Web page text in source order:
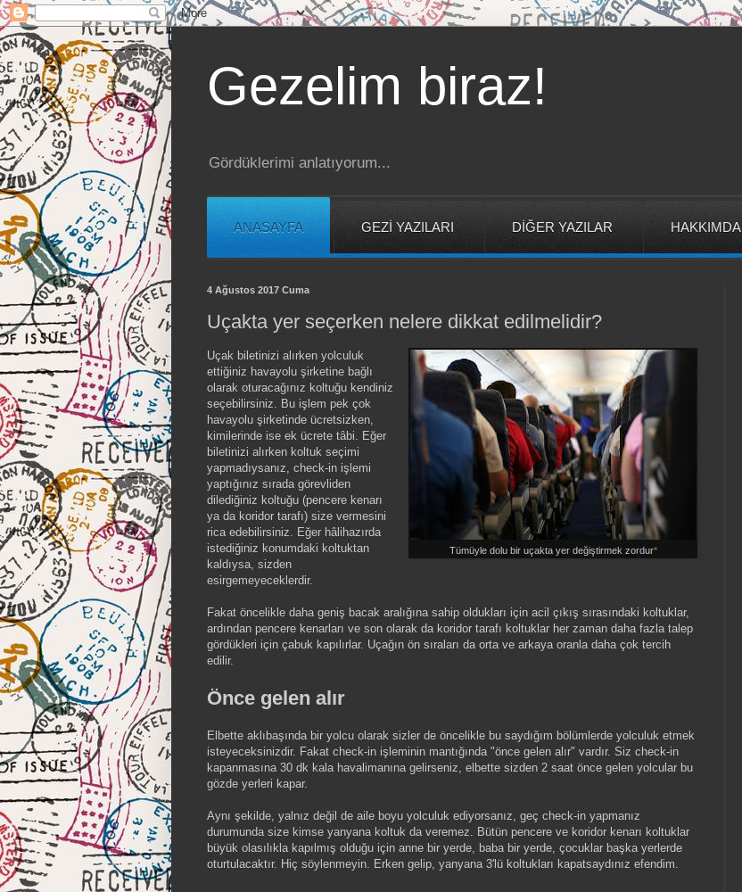
Gezelim biraz!
Gördüklerimi anlatıyorum...
ANASAYFA GEZİ YAZILARI DİĞER YAZILAR HAKKIMDA
4 Ağustos 2017 Cuma
Uçakta yer seçerken nelere dikkat edilmelidir?
Tümüyle dolu bir uçakta yer değiştirmek zordur*
Uçak biletinizi alırken yolculuk
ettiğiniz havayolu şirketine bağlı
olarak oturacağınız koltuğu kendiniz
seçebilirsiniz. Bu işlem pek çok
havayolu şirketinde ücretsizken,
kimilerinde ise ek ücrete tâbi. Eğer
biletinizi alırken koltuk seçimi
yapmadıysanız, check-in işlemi
yaptığınız sırada görevliden
dilediğiniz koltuğu (pencere kenarı
ya da koridor tarafı) size vermesini
rica edebilirsiniz. Eğer hâlihazırda
istediğiniz konumdaki koltuktan
kaldıysa, sizden
esirgemeyeceklerdir.
Fakat öncelikle daha geniş bacak aralığına sahip oldukları için acil çıkış sırasındaki koltuklar,
ardından pencere kenarları ve son olarak da koridor tarafı koltuklar her zaman daha fazla talep
gördükleri için çabuk kapılırlar. Uçağın ön sıraları da orta ve arkaya oranla daha çok tercih
edilir.
Önce gelen alır
Elbette aklıbaşında bir yolcu olarak sizler de öncelikle bu saydığım bölümlerde yolculuk etmek
isteyeceksinizdir. Fakat check-in işleminin mantığında "önce gelen alır" vardır. Siz check-in
kapanmasına 30 dk kala havalimanına gelirseniz, elbette sizden 2 saat önce gelen yolcular bu
gözde yerleri kapar.
Aynı şekilde, yalnız değil de aile boyu yolculuk ediyorsanız, geç check-in yapmanız
durumunda size kimse yanyana koltuk da veremez. Bütün pencere ve koridor kenarı koltuklar
büyük olasılıkla kapılmış olduğu için anne bir yerde, baba bir yerde, çocuklar başka yerlerde
oturtulacaktır. Hiç söylenmeyin. Erken gelip, yanyana 3'lü koltukları kapatsaydınız efendim.